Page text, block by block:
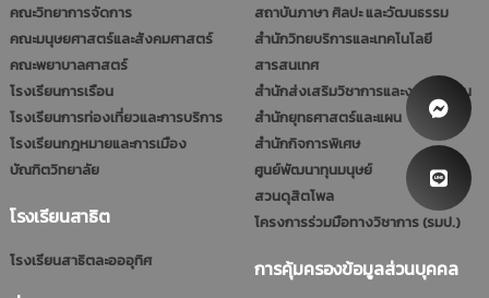
คณะวิทยาการจัดการ
คณะมนุษยศาสตร์และสังคมศาสตร์
คณะพยาบาลศาสตร์
โรงเรียนการเรือน
โรงเรียนการท่องเที่ยวและการบริการ
โรงเรียนกฎหมายและการเมือง
บัณฑิตวิทยาลัย
โรงเรียนสาธิต
โรงเรียนสาธิตละอออุทิศ
สถาบันภาษา ศิลปะ และวัฒนธรรม
สำนักวิทยบริการและเทคโนโลยี
สารสนเทศ
สำนักส่งเสริมวิชาการและงานทะเบียน
สำนักยุทธศาสตร์และแผน
สำนักกิจการพิเศษ
ศูนย์พัฒนาทุนมนุษย์
สวนดุสิตโพล
โครงการร่วมมือทางวิชาการ (รมป.)
การคุ้มครองข้อมูลส่วนบุคคล